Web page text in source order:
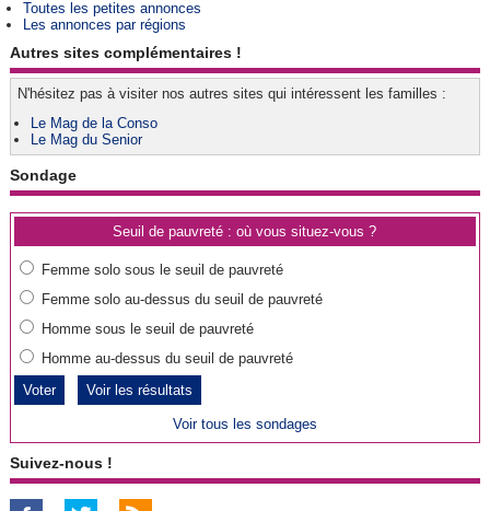
Toutes les petites annonces
Les annonces par régions
Autres sites complémentaires !
N'hésitez pas à visiter nos autres sites qui intéressent les familles :
Le Mag de la Conso
Le Mag du Senior
Sondage
Seuil de pauvreté : où vous situez-vous ?
Femme solo sous le seuil de pauvreté
Femme solo au-dessus du seuil de pauvreté
Homme sous le seuil de pauvreté
Homme au-dessus du seuil de pauvreté
Voir les résultats
Voir tous les sondages
Suivez-nous !